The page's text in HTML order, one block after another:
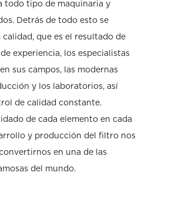
todo tipo de maquinaria y
Detrás de todo esto se
que es el resultado de
experiencia, los especialistas
sus campos, las modernas
y los laboratorios, así
de calidad constante.
de cada elemento en cada
y producción del filtro nos
en una de las
del mundo.